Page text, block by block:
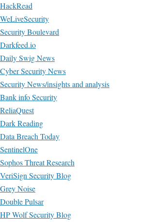
HackRead
WeLiveSecurity
Security Boulevard
Darkfeed.io
Daily Swig News
Cyber Security News
Security News/insights and analysis
Bank info Security
ReliaQuest
Dark Reading
Data Breach Today
SentinelOne
Sophos Threat Research
VeriSign Security Blog
Grey Noise
Double Pulsar
HP Wolf Security Blog